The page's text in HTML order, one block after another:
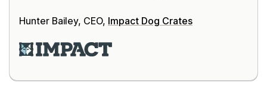
Hunter Bailey, CEO, Impact Dog Crates